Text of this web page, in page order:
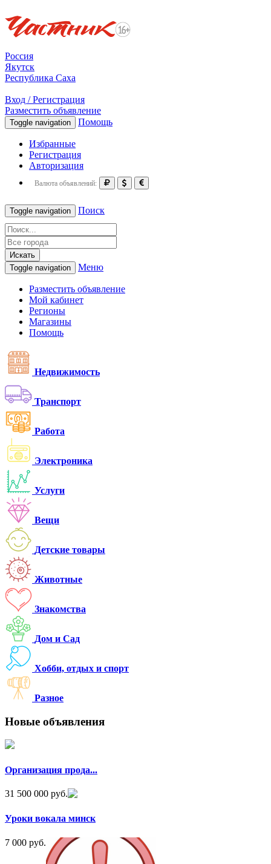
Россия
Якутск
Республика Саха
Вход / Регистрация
Разместить объявление
Toggle navigation Помощь
Избранные
Регистрация
Авторизация
Валюта объявлений:
Toggle navigation Поиск
Искать
Toggle navigation
Меню
Разместить объявление
Мой кабинет
Регионы
Магазины
Помощь
Недвижимость
Транспорт
Работа
Электроника
Услуги
Вещи
Детские товары
Животные
Знакомства
Дом и Cад
Хобби, отдых и спорт
Разное
Новые объявления
Организация прода...
31 500 000 руб.
Уроки вокала минск
7 000 руб.